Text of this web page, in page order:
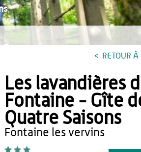
RETOUR À
Les lavandières
Fontaine - Gîte
Quatre Saisons
fontaine les vervins